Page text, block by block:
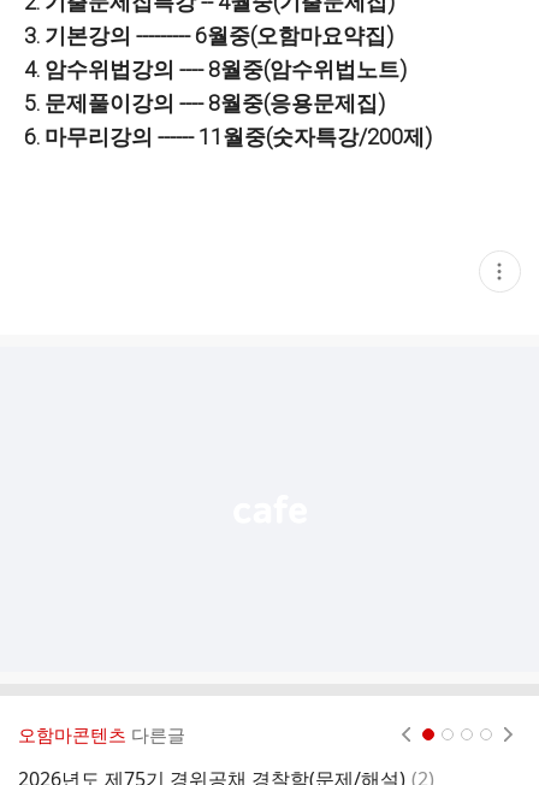
3. 기본강의 --------- 6월중(오함마요약집)
4. 암수위법강의 ---- 8월중(암수위법노트)
5. 문제풀이강의 ---- 8월중(응용문제집)
6. 마무리강의 ------ 11월중(숫자특강/200제)
현
재
오함마콘텐츠 다른글
2026년도 제75기 경위공채 경찰학(문제/해설) 댓
(2)